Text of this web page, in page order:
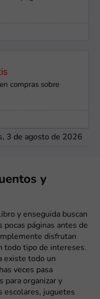
compras sobre
3 de agosto de 2026
y
y enseguida buscan
pocas páginas antes de
disfrutan
todo tipo de intereses.
existe todo un
veces pasa
para organizar y
escolares, juguetes